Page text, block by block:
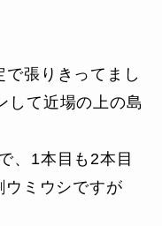
張りきってまし
して近場の上の島
、1本目も2本目
ウミウシですが